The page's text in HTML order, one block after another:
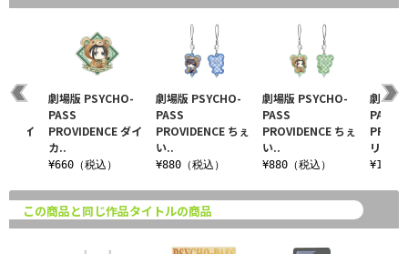
劇場版 PSYCHO-
PASS
PROVIDENCE ちぇ
い..
¥880（税込）
劇場版 PSYCHO-
PASS
PROVIDENCE ちぇ
い..
¥880（税込）
劇場版
PASS
リ..
¥1,430
ダイ
劇場版 PSYCHO-
PASS
PROVIDENCE ダイ
カ..
¥660（税込）
この商品と同じ作品タイトルの商品